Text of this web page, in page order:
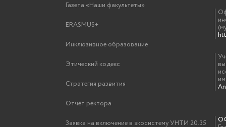
Газета «Наши факультеты»
ERASMUS+
Инклюзивное образование
Этический кодекс
Стратегия развития
Отчёт ректора
Заявка на включение в экосистему УНТИ 20.35